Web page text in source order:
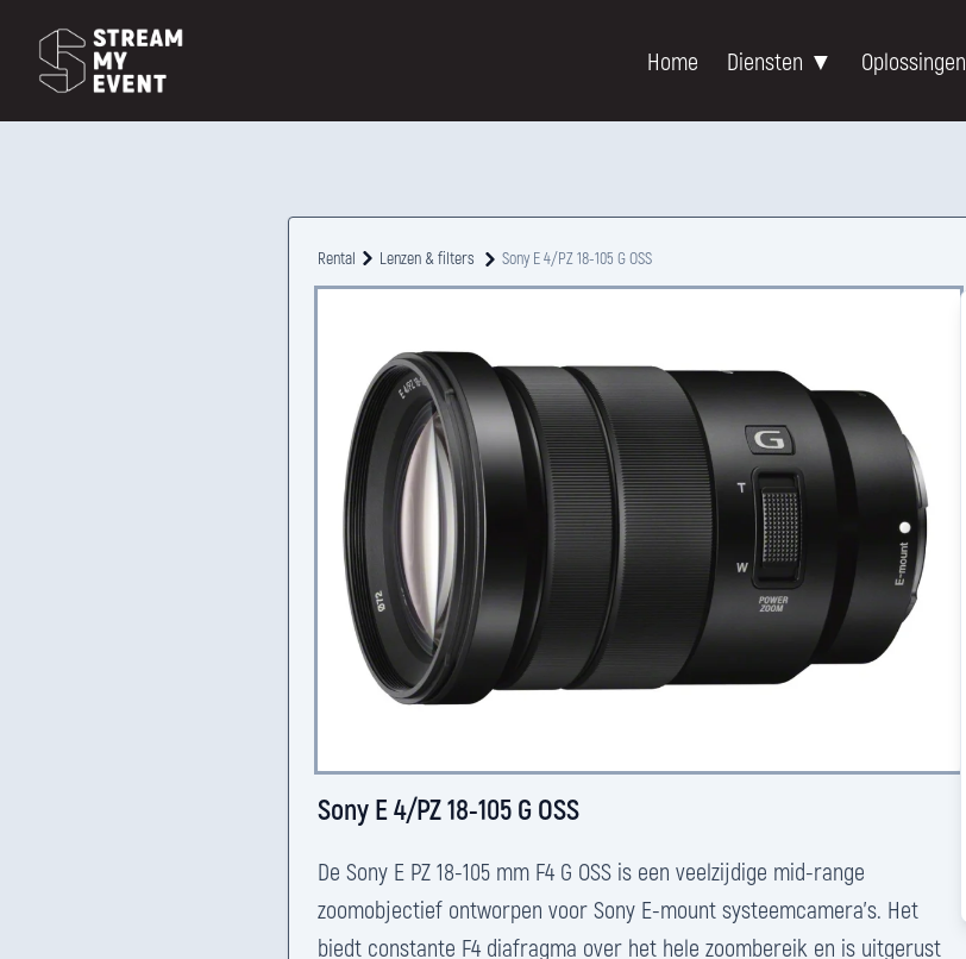
Home Diensten ▼ Oplossingen
Rental Lenzen & filters Sony E 4/PZ 18-105 G OSS
Sony E 4/PZ 18-105 G OSS
De Sony E PZ 18-105 mm F4 G OSS is een veelzijdige mid-range
zoomobjectief ontworpen voor Sony E-mount systeemcamera's. Het
biedt constante F4 diafragma over het hele zoombereik en is uitgerust